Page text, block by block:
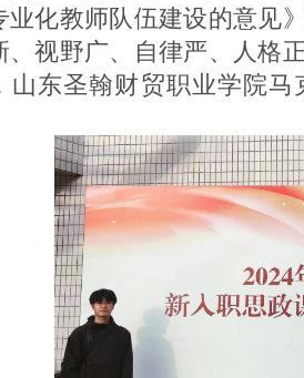
业化教师队伍建设的意见
、视野广、自律严、人格
山东圣翰财贸职业学院马